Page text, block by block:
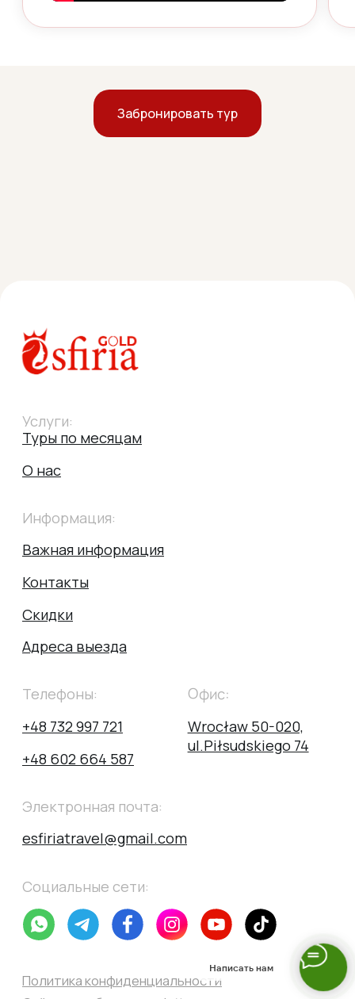
Написать нам
Забронировать тур